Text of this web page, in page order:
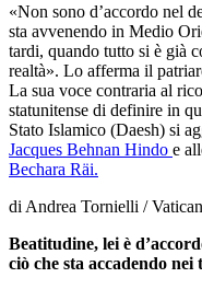
«Non sono d’accordo nel
sta avvenendo in Medio
tardi, quando tutto si è già
realtà». Lo afferma il
La sua voce contraria al
statunitense di definire in
Stato Islamico (Daesh) si
Jacques Behnan Hindo e
Bechara Räi.
di Andrea Tornielli /
Beatitudine, lei è
ciò che sta accadendo